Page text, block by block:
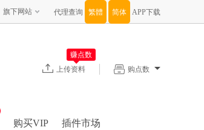
旗下网站 代理查询 APP下载
购点数
上传资料
赚点数
购买VIP 插件市场